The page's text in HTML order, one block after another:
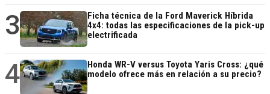
3
Ficha técnica de la Ford Maverick Híbrida
4x4: todas las especificaciones de la pick-up
electrificada
4
Honda WR-V versus Toyota Yaris Cross: ¿qué
modelo ofrece más en relación a su precio?